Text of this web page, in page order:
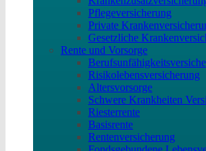
Pflegeversicherung
Private
Gesetzliche
Rente und Vorsorge
Risikolebensversicherung
Altersvorsorge
Schwere Krankheiten
Riesterrente
Basisrente
Rentenversicherung